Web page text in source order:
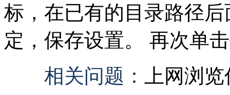
标，在已有的目录路径
定，保存设置。 再次单
相关问题：
上网浏